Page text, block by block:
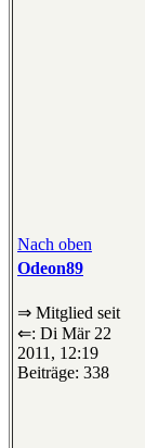
Nach oben
Odeon89
⇒ Mitglied seit
⇐: Di Mär 22
2011, 12:19
Beiträge: 338